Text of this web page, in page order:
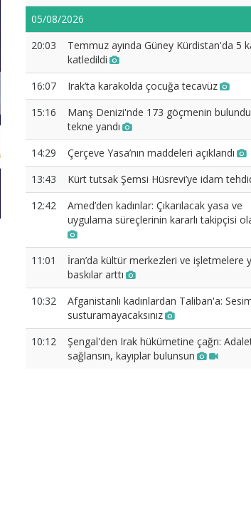
05/08/2026
20:03
Temmuz ayında Güney Kürdistan'da 5
katledildi
16:07
Irak’ta karakolda çocuğa tecavüz
15:16
Manş Denizi'nde 173 göçmenin
tekne yandı
14:29
Çerçeve Yasa’nın maddeleri açıklandı
13:43
Kürt tutsak Şemsi Hüsrevi’ye idam
12:42
Amed’den kadınlar: Çıkarılacak yasa ve
uygulama süreçlerinin kararlı takipçisi
11:01
İran’da kültür merkezleri ve işletmelere
baskılar arttı
10:32
Afganistanlı kadınlardan Taliban'a:
susturamayacaksınız
10:12
Şengal'den Irak hükümetine çağrı:
sağlansın, kayıplar bulunsun